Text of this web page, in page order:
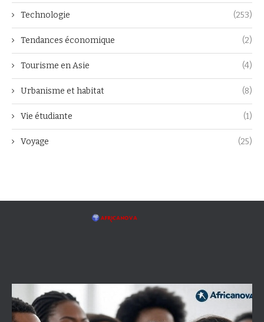
Technologie (253)
Tendances économique (2)
Tourisme en Asie (4)
Urbanisme et habitat (8)
Vie étudiante (1)
Voyage (25)